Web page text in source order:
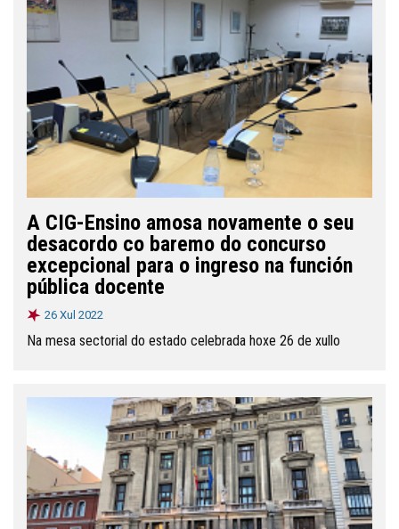
A CIG-Ensino amosa novamente o seu
desacordo co baremo do concurso
excepcional para o ingreso na función
pública docente
26 Xul 2022
Na mesa sectorial do estado celebrada hoxe 26 de xullo